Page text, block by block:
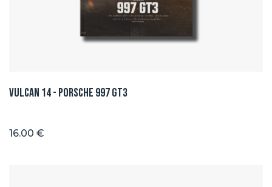
Vulcan 14 - Porsche 997 GT3
16.00 €